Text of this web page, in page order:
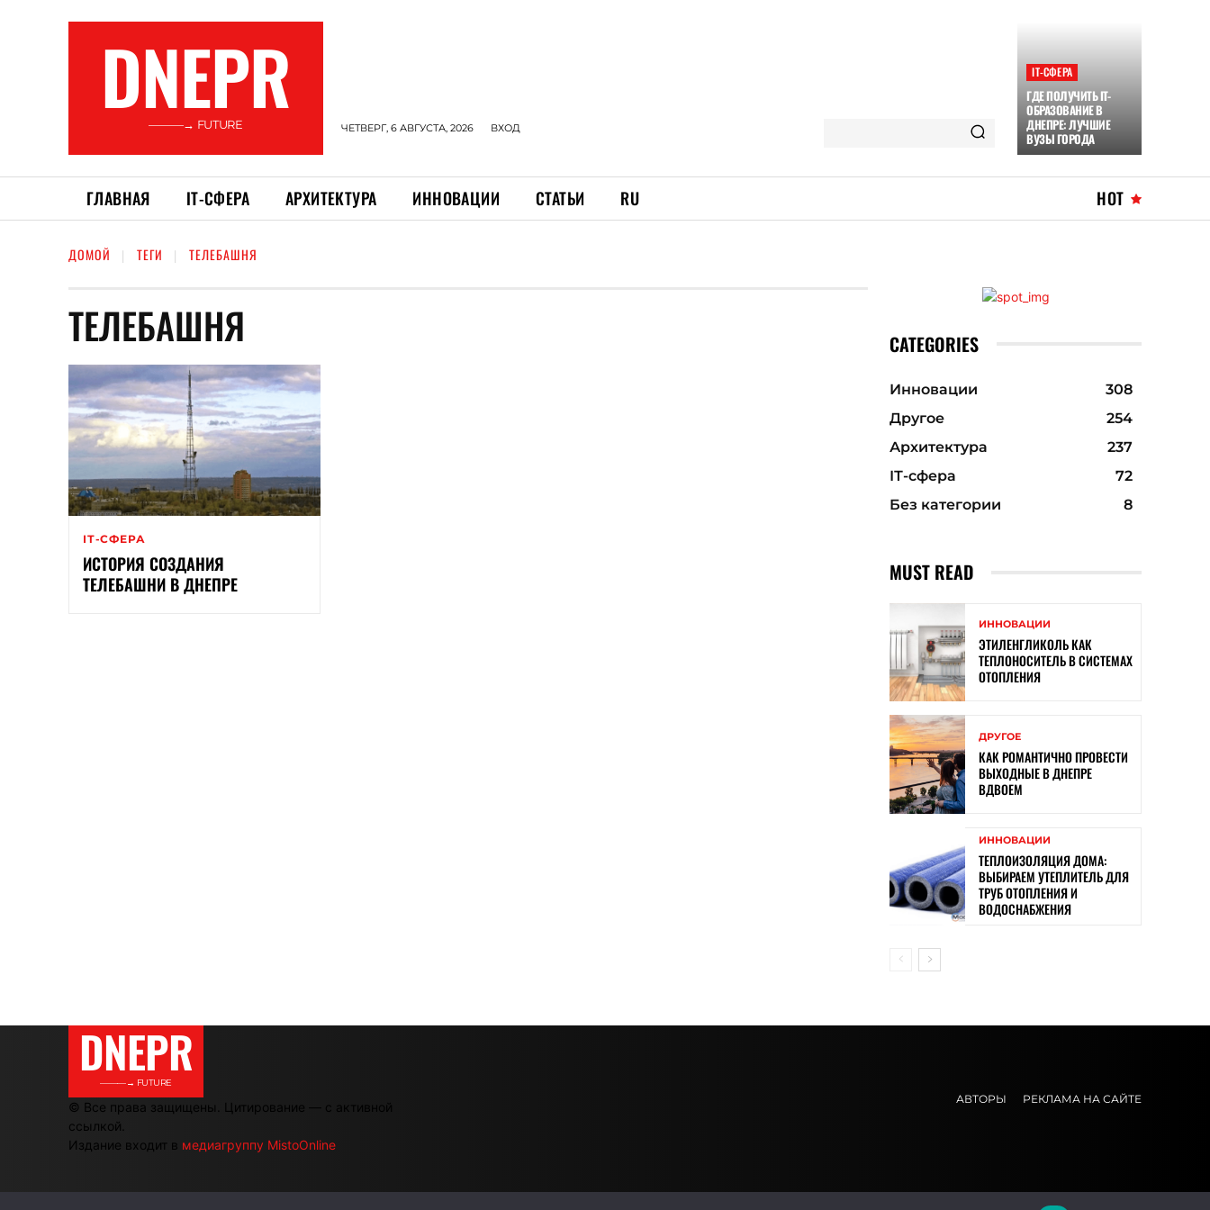
DNEPR
———→ FUTURE ЧЕТВЕРГ, 6 АВГУСТА, 2026 ВХОД
ІТ-СФЕРА
ГДЕ ПОЛУЧИТЬ IT-
ОБРАЗОВАНИЕ В
ДНЕПРЕ: ЛУЧШИЕ
ВУЗЫ ГОРОДА
ГЛАВНАЯ ІТ-СФЕРА АРХИТЕКТУРА ИННОВАЦИИ СТАТЬИ RU HOT
ДОМОЙ ТЕГИ ТЕЛЕБАШНЯ
ТЕЛЕБАШНЯ
ІТ-СФЕРА
ИСТОРИЯ СОЗДАНИЯ
ТЕЛЕБАШНИ В ДНЕПРЕ
CATEGORIES
Инновации
308
Другое
254
Архитектура
237
ІТ-сфера
72
Без категории
8
MUST READ
ИННОВАЦИИ
ЭТИЛЕНГЛИКОЛЬ КАК
ТЕПЛОНОСИТЕЛЬ В СИСТЕМАХ
ОТОПЛЕНИЯ
ДРУГОЕ
КАК РОМАНТИЧНО ПРОВЕСТИ
ВЫХОДНЫЕ В ДНЕПРЕ
ВДВОЕМ
ИННОВАЦИИ
ТЕПЛОИЗОЛЯЦИЯ ДОМА:
ВЫБИРАЕМ УТЕПЛИТЕЛЬ ДЛЯ
ТРУБ ОТОПЛЕНИЯ И
ВОДОСНАБЖЕНИЯ
DNEPR
———→ FUTURE
© Все права защищены. Цитирование — с активной
ссылкой.
Издание входит в медиагруппу MistoOnline
АВТОРЫ РЕКЛАМА НА САЙТЕ